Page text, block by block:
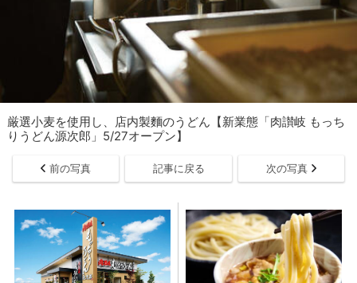
厳選小麦を使用し、店内製麵のうどん【新業態「肉讃岐 もっち
りうどん源次郎」5/27オープン】
前の写真 記事に戻る 次の写真